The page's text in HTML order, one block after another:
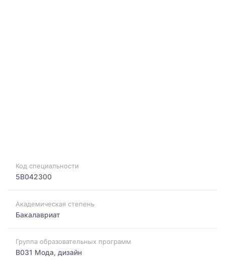
Код специальности
5B042300
Академическая степень
Бакалавриат
Группа образовательных программ
B031 Мода, дизайн